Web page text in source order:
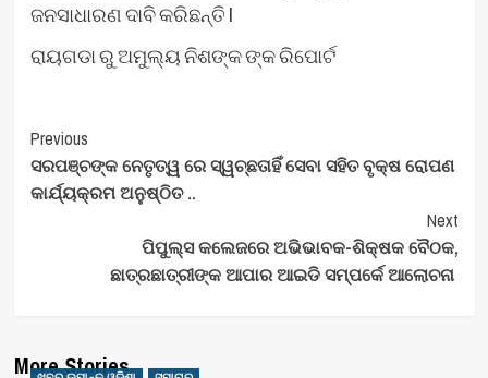
ଜନସାଧାରଣ ଦାବି କରିଛନ୍ତି l
ରାୟଗଡା ରୁ ଅମୁଲ୍ୟ ନିଶଙ୍କ ଙ୍କ ରିପୋର୍ଟ
Post
Navigation
Previous
ସରପଞ୍ଚଙ୍କ ନେତୃତ୍ୱ ରେ ସ୍ୱଚ୍ଛତାହିଁ ସେବା ସହିତ ବୃକ୍ଷ ରୋପଣ
କାର୍ଯ୍ୟକ୍ରମ ଅନୁଷ୍ଠିତ ..
Next
ପିପୁଲ୍ସ କଲେଜରେ ଅଭିଭାବକ-ଶିକ୍ଷକ ବୈଠକ,
ଛାତ୍ରଛାତ୍ରୀଙ୍କ ଆପାର ଆଇଡି ସମ୍ପର୍କେ ଆଲୋଚନା
More Stories